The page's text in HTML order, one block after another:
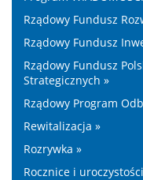
Rządowy Fundusz
Rządowy Fundusz
Rządowy Fundusz
Strategicznych »
Rządowy Program
Rewitalizacja »
Rozrywka »
Rocznice i